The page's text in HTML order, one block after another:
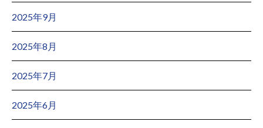
2025年9月
2025年8月
2025年7月
2025年6月